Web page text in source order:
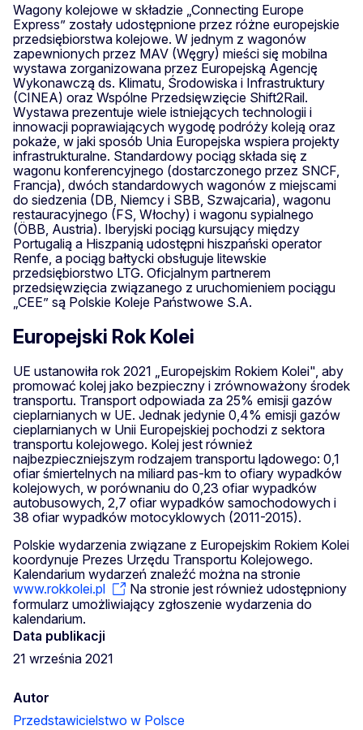
Wagony kolejowe w składzie „Connecting Europe
Express” zostały udostępnione przez różne europejskie
przedsiębiorstwa kolejowe. W jednym z wagonów
zapewnionych przez MAV (Węgry) mieści się mobilna
wystawa zorganizowana przez Europejską Agencję
Wykonawczą ds. Klimatu, Środowiska i Infrastruktury
(CINEA) oraz Wspólne Przedsięwzięcie Shift2Rail.
Wystawa prezentuje wiele istniejących technologii i
innowacji poprawiających wygodę podróży koleją oraz
pokaże, w jaki sposób Unia Europejska wspiera projekty
infrastrukturalne. Standardowy pociąg składa się z
wagonu konferencyjnego (dostarczonego przez SNCF,
Francja), dwóch standardowych wagonów z miejscami
do siedzenia (DB, Niemcy i SBB, Szwajcaria), wagonu
restauracyjnego (FS, Włochy) i wagonu sypialnego
(ÖBB, Austria). Iberyjski pociąg kursujący między
Portugalią a Hiszpanią udostępni hiszpański operator
Renfe, a pociąg bałtycki obsługuje litewskie
przedsiębiorstwo LTG. Oficjalnym partnerem
przedsięwzięcia związanego z uruchomieniem pociągu
„CEE” są Polskie Koleje Państwowe S.A.
Europejski Rok Kolei
UE ustanowiła rok 2021 „Europejskim Rokiem Kolei", aby
promować kolej jako bezpieczny i zrównoważony środek
transportu. Transport odpowiada za 25% emisji gazów
cieplarnianych w UE. Jednak jedynie 0,4% emisji gazów
cieplarnianych w Unii Europejskiej pochodzi z sektora
transportu kolejowego. Kolej jest również
najbezpieczniejszym rodzajem transportu lądowego: 0,1
ofiar śmiertelnych na miliard pas-km to ofiary wypadków
kolejowych, w porównaniu do 0,23 ofiar wypadków
autobusowych, 2,7 ofiar wypadków samochodowych i
38 ofiar wypadków motocyklowych (2011-2015).
Polskie wydarzenia związane z Europejskim Rokiem Kolei
koordynuje Prezes Urzędu Transportu Kolejowego.
Kalendarium wydarzeń znaleźć można na stronie
www.rokkolei.pl
Na stronie jest również udostępniony
formularz umożliwiający zgłoszenie wydarzenia do
kalendarium.
Data publikacji
21 września 2021
Autor
Przedstawicielstwo w Polsce